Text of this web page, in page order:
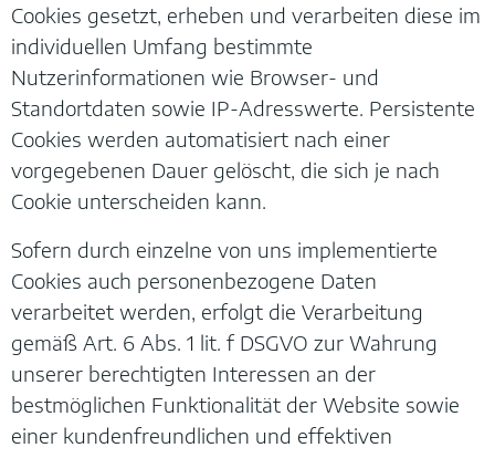
Cookies gesetzt, erheben und verarbeiten diese im
individuellen Umfang bestimmte
Nutzerinformationen wie Browser- und
Standortdaten sowie IP-Adresswerte. Persistente
Cookies werden automatisiert nach einer
vorgegebenen Dauer gelöscht, die sich je nach
Cookie unterscheiden kann.
Sofern durch einzelne von uns implementierte
Cookies auch personenbezogene Daten
verarbeitet werden, erfolgt die Verarbeitung
gemäß Art. 6 Abs. 1 lit. f DSGVO zur Wahrung
unserer berechtigten Interessen an der
bestmöglichen Funktionalität der Website sowie
einer kundenfreundlichen und effektiven